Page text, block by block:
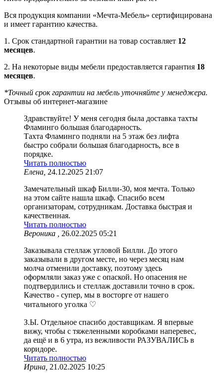
Вся продукция компании «Мечта-Мебель» сертифицирована
и имеет гарантию качества.
1. Срок стандартной гарантии на товар составляет 12
месяцев.
2. На некоторые виды мебели предоставляется гарантия 18
месяцев.
*Точный срок гарантии на мебель уточняйте у менеджера.
Отзывы об интернет-магазине
Здравствуйте! У меня сегодня была доставка тахты
Фламинго большая благодарность.
Тахта Фламинго подняли на 5 этаж без лифта
быстро собрали большая благодарность, все в
порядке.
Читать полностью
Елена, 24.12.2025 21:07
Замечательный шкаф Билли-30, моя мечта. Только
на этом сайте нашла шкаф. Спасибо всем
организаторам, сотрудникам. Доставка быстрая и
качественная.
Читать полностью
Вероника ,
26.02.2025 05:21
Заказывала стеллаж угловой Билли. До этого
заказывали в другом месте, но через месяц нам
молча отменили доставку, поэтому здесь
оформляли заказ уже с опаской. Но опасения не
подтвердились и стеллаж доставили точно в срок.
Качество - супер, мы в восторге от нашего
читального уголка ♡
З.Ы. Отдельное спасибо доставщикам. Я впервые
вижу, чтобы с тяжеленными коробками наперевес,
да ещё и в 6 утра, из вежливости РАЗУВАЛИСЬ в
коридоре.
Читать полностью
Ирина, 21.02.2025 10:25